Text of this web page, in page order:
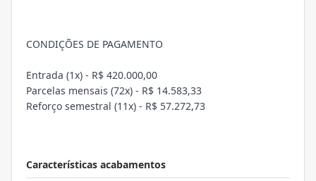
Características acabamentos
CONDIÇÕES DE PAGAMENTO
Entrada (1x) - R$ 420.000,00
Parcelas mensais (72x) - R$ 14.583,33
Reforço semestral (11x) - R$ 57.272,73